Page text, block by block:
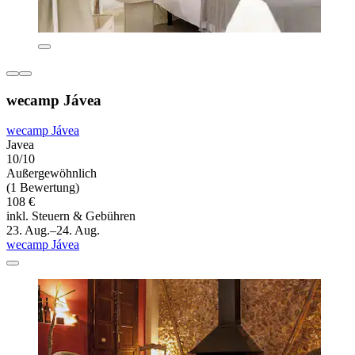
wecamp Jávea
wecamp Jávea
Javea
10/10
Außergewöhnlich
(1 Bewertung)
108 €
inkl. Steuern & Gebühren
23. Aug.–24. Aug.
wecamp Jávea